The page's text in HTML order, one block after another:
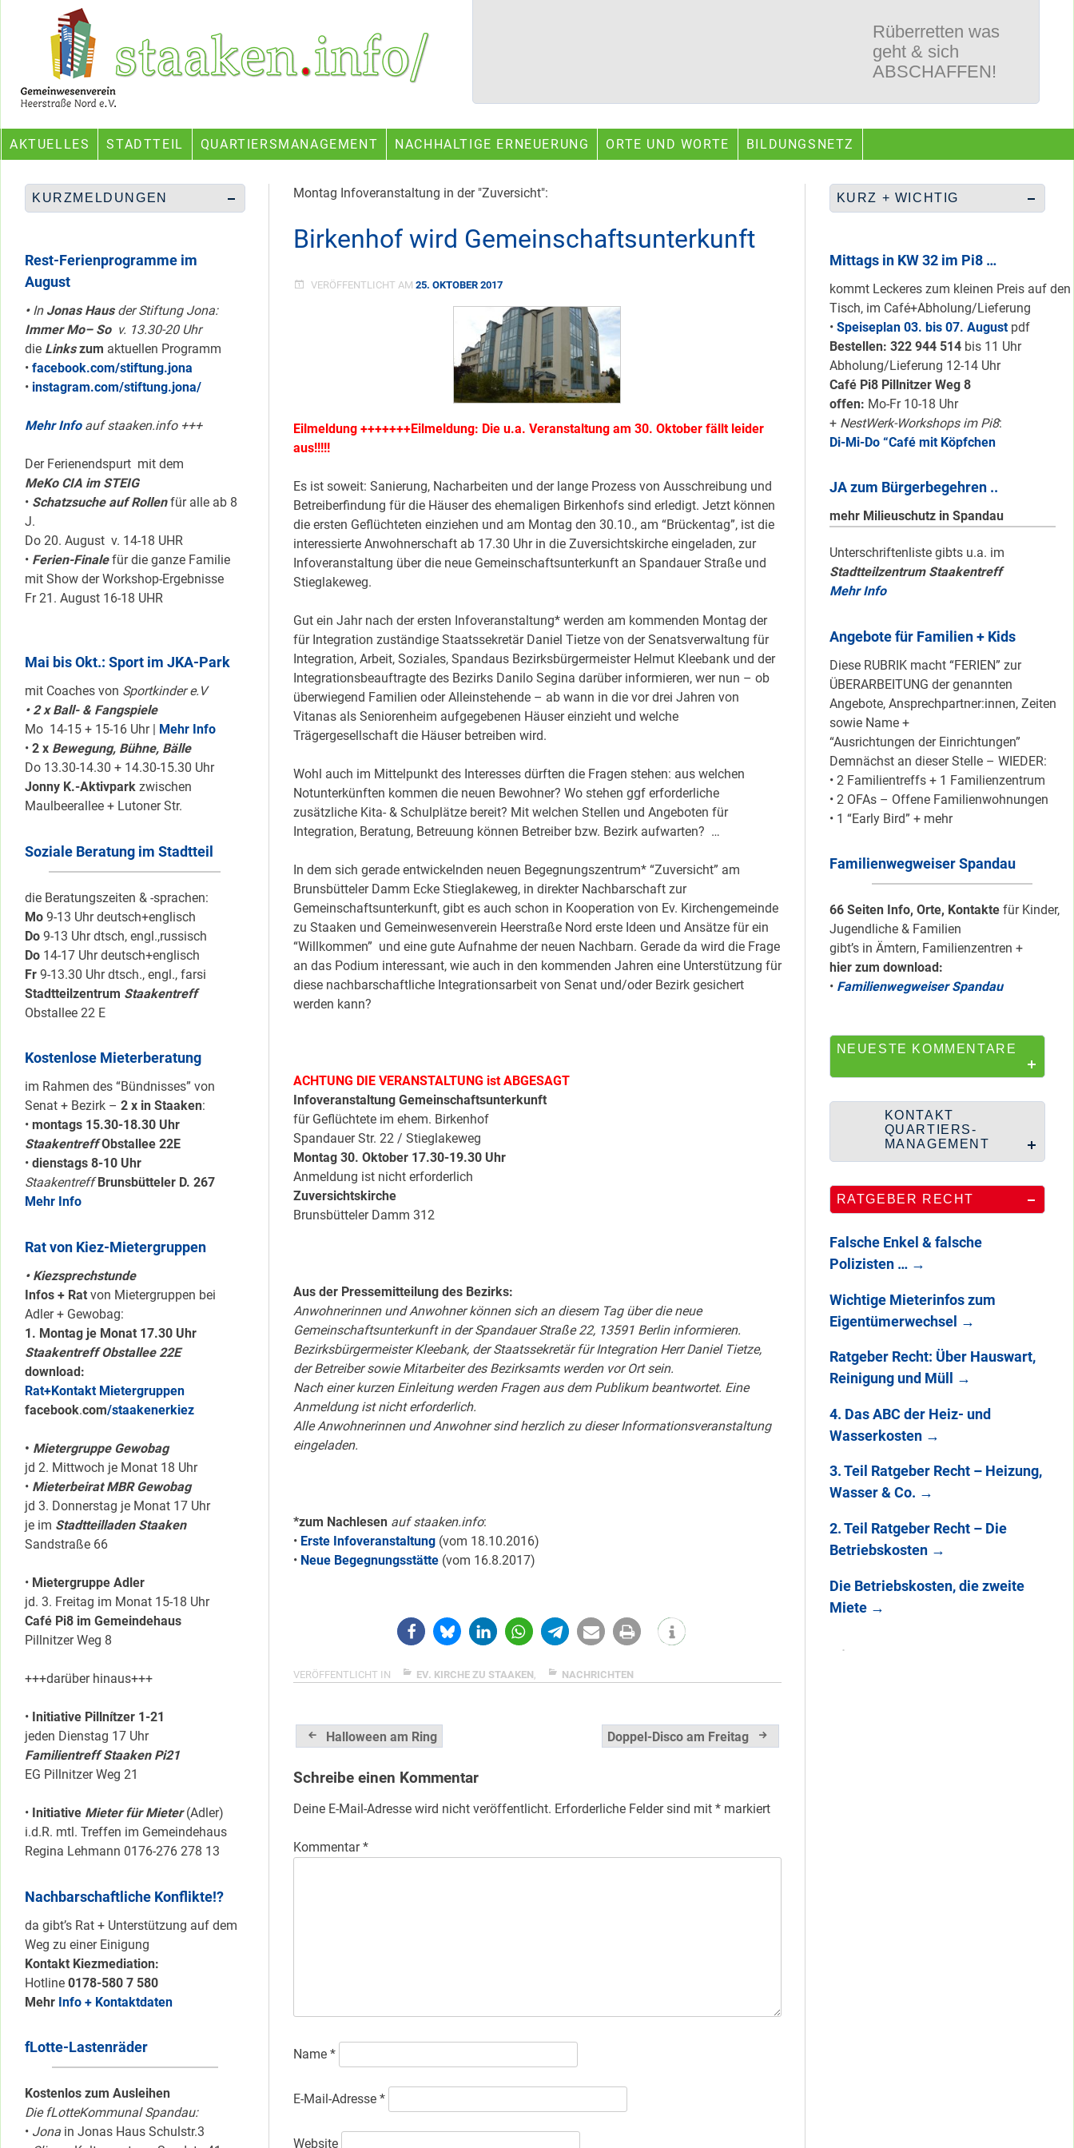
Ein Projekt des Gemeinwesenvereins Heerstraße Nord
AKTUELLES STADTTEIL QUARTIERSMANAGEMENT NACHHALTIGE ERNEUERUNG ORTE UND WORTE BILDUNGSNETZ
Montag Infoveranstaltung in der "Zuversicht":
Birkenhof wird Gemeinschaftsunterkunft
VERÖFFENTLICHT AM 25. OKTOBER 2017
Eilmeldung +++++++Eilmeldung: Die u.a. Veranstaltung am 30. Oktober fällt leider
aus!!!!!
Es ist soweit: Sanierung, Nacharbeiten und der lange Prozess von Ausschreibung und
Betreiberfindung für die Häuser des ehemaligen Birkenhofs sind erledigt. Jetzt können
die ersten Geflüchteten einziehen und am Montag den 30.10., am “Brückentag”, ist die
interessierte Anwohnerschaft ab 17.30 Uhr in die Zuversichtskirche eingeladen, zur
Infoveranstaltung über die neue Gemeinschaftsunterkunft an Spandauer Straße und
Stieglakeweg.
Gut ein Jahr nach der ersten Infoveranstaltung* werden am kommenden Montag der
für Integration zuständige Staatssekretär Daniel Tietze von der Senatsverwaltung für
Integration, Arbeit, Soziales, Spandaus Bezirksbürgermeister Helmut Kleebank und der
Integrationsbeauftragte des Bezirks Danilo Segina darüber informieren, wer nun – ob
überwiegend Familien oder Alleinstehende – ab wann in die vor drei Jahren von
Vitanas als Seniorenheim aufgegebenen Häuser einzieht und welche
Trägergesellschaft die Häuser betreiben wird.
Wohl auch im Mittelpunkt des Interesses dürften die Fragen stehen: aus welchen
Notunterkünften kommen die neuen Bewohner? Wo stehen ggf erforderliche
zusätzliche Kita- & Schulplätze bereit? Mit welchen Stellen und Angeboten für
Integration, Beratung, Betreuung können Betreiber bzw. Bezirk aufwarten? …
In dem sich gerade entwickelnden neuen Begegnungszentrum* “Zuversicht” am
Brunsbütteler Damm Ecke Stieglakeweg, in direkter Nachbarschaft zur
Gemeinschaftsunterkunft, gibt es auch schon in Kooperation von Ev. Kirchengemeinde
zu Staaken und Gemeinwesenverein Heerstraße Nord erste Ideen und Ansätze für ein
“Willkommen” und eine gute Aufnahme der neuen Nachbarn. Gerade da wird die Frage
an das Podium interessant, wie auch in den kommenden Jahren eine Unterstützung für
diese nachbarschaftliche Integrationsarbeit von Senat und/oder Bezirk gesichert
werden kann?
ACHTUNG DIE VERANSTALTUNG ist ABGESAGT
Infoveranstaltung Gemeinschaftsunterkunft
für Geflüchtete im ehem. Birkenhof
Spandauer Str. 22 / Stieglakeweg
Montag 30. Oktober 17.30-19.30 Uhr
Anmeldung ist nicht erforderlich
Zuversichtskirche
Brunsbütteler Damm 312
Aus der Pressemitteilung des Bezirks:
Anwohnerinnen und Anwohner können sich an diesem Tag über die neue
Gemeinschaftsunterkunft in der Spandauer Straße 22, 13591 Berlin informieren.
Bezirksbürgermeister Kleebank, der Staatssekretär für Integration Herr Daniel Tietze,
der Betreiber sowie Mitarbeiter des Bezirksamts werden vor Ort sein.
Nach einer kurzen Einleitung werden Fragen aus dem Publikum beantwortet. Eine
Anmeldung ist nicht erforderlich.
Alle Anwohnerinnen und Anwohner sind herzlich zu dieser Informationsveranstaltung
eingeladen.
*zum Nachlesen auf staaken.info:
• Erste Infoveranstaltung(vom 18.10.2016)
• Neue Begegnungsstätte(vom 16.8.2017)
VERÖFFENTLICHT IN EV. KIRCHE ZU STAAKEN, NACHRICHTEN
Beitragsnavigation
Halloween am Ring Doppel-Disco am Freitag
Schreibe einen Kommentar
Deine E-Mail-Adresse wird nicht veröffentlicht. Erforderliche Felder sind mit *markiert
Kommentar*
Name *
E-Mail-Adresse *
Website
KURZMELDUNGEN
Rest-Ferienprogramme im
August
•InJonas Hausder Stiftung Jona:
Immer Mo– So v. 13.30-20 Uhr
die Linkszum aktuellen Programm
• facebook.com/stiftung.jona
• instagram.com/stiftung.jona/
Mehr Infoauf staaken.info +++
Der Ferienendspurt mit dem
MeKo CIA im STEIG
• Schatzsuche auf Rollenfür alle ab 8
J.
Do 20. August v. 14-18 UHR
• Ferien-Finalefür die ganze Familie
mit Show der Workshop-Ergebnisse
Fr 21. August 16-18 UHR
Mai bis Okt.: Sport im JKA-Park
mit Coaches von Sportkinder e.V
• 2 x Ball- & Fangspiele
Mo 14-15 + 15-16 Uhr |
Mehr Info
• 2 x Bewegung, Bühne, Bälle
Do 13.30-14.30 + 14.30-15.30 Uhr
Jonny K.-Aktivpark zwischen
Maulbeerallee + Lutoner Str.
Soziale Beratung im Stadtteil
die Beratungszeiten & -sprachen:
Mo 9-13 Uhr deutsch+englisch
Do 9-13 Uhr dtsch, engl.,russisch
Do 14-17 Uhr deutsch+englisch
Fr 9-13.30 Uhr dtsch., engl., farsi
Stadtteilzentrum Staakentreff
Obstallee 22 E
Kostenlose Mieterberatung
im Rahmen des “Bündnisses” von
Senat + Bezirk – 2 x in Staaken:
• montags 15.30-18.30 Uhr
Staakentreff Obstallee 22E
• dienstags 8-10 Uhr
Staakentreff Brunsbütteler D. 267
Mehr Info
Rat von Kiez-Mietergruppen
• Kiezsprechstunde
Infos + Rat von Mietergruppen bei
Adler + Gewobag:
1. Montag je Monat 17.30 Uhr
Staakentreff Obstallee 22E
download:
Rat+Kontakt Mietergruppen
facebook.com/staakenerkiez
• Mietergruppe Gewobag
jd 2. Mittwoch je Monat 18 Uhr
• Mieterbeirat MBR Gewobag
jd 3. Donnerstag je Monat 17 Uhr
je im Stadtteilladen Staaken
Sandstraße 66
• Mietergruppe Adler
jd. 3. Freitag im Monat 15-18 Uhr
Café Pi8 im Gemeindehaus
Pillnitzer Weg 8
+++darüber hinaus+++
• Initiative Pillnítzer 1-21
jeden Dienstag 17 Uhr
Familientreff Staaken Pi21
EG Pillnitzer Weg 21
• Initiative Mieter für Mieter(Adler)
i.d.R. mtl. Treffen im Gemeindehaus
Regina Lehmann 0176-276 278 13
Nachbarschaftliche Konflikte!?
da gibt’s Rat + Unterstützung auf dem
Weg zu einer Einigung
Kontakt Kiezmediation:
Hotline 0178-580 7 580
Mehr Info + Kontaktdaten
fLotte-Lastenräder
Kostenlos zum Ausleihen
Die fLotteKommunal Spandau:
• Jona in Jonas Haus Schulstr.3
KURZ + WICHTIG
Mittags in KW 32 im Pi8 …
kommt Leckeres zum kleinen Preis auf den
Tisch, im Café+Abholung/Lieferung
• Speiseplan 03. bis 07. August pdf
Bestellen: 322 944 514bis 11 Uhr
Abholung/Lieferung 12-14 Uhr
Café Pi8 Pillnitzer Weg 8
offen: Mo-Fr 10-18 Uhr
+ NestWerk-Workshops im Pi8:
Di-Mi-Do “Café mit Köpfchen
JA zum Bürgerbegehren ..
mehr Milieuschutz in Spandau
Unterschriftenliste gibts u.a. im
Stadtteilzentrum Staakentreff
Mehr Info
Angebote für Familien + Kids
Diese RUBRIK macht “FERIEN” zur
ÜBERARBEITUNG der genannten
Angebote, Ansprechpartner:innen, Zeiten
sowie Name +
“Ausrichtungen der Einrichtungen”
Demnächst an dieser Stelle – WIEDER:
• 2 Familientreffs + 1 Familienzentrum
• 2 OFAs – Offene Familienwohnungen
• 1 “Early Bird” + mehr
Familienwegweiser Spandau
66 Seiten Info, Orte, Kontakte für Kinder,
Jugendliche & Familien
gibt’s in Ämtern, Familienzentren +
hier zum download:
• Familienwegweiser Spandau
NEUESTE KOMMENTARE
KONTAKT
QUARTIERS-
MANAGEMENT
RATGEBER RECHT
Falsche Enkel & falsche
Polizisten … →
Wichtige Mieterinfos zum
Eigentümerwechsel →
Ratgeber Recht: Über Hauswart,
Reinigung und Müll
→
4. Das ABC der Heiz- und
Wasserkosten →
3. Teil Ratgeber Recht – Heizung,
Wasser & Co. →
2. Teil Ratgeber Recht – Die
Betriebskosten →
Die Betriebskosten, die zweite
Miete →
Rüberretten was
geht & sich
ABSCHAFFEN!
Karten für den
2023-25 …
für Heerstraße
Nord …
Staaken: Immer
schön sauber
halten!
Neuer Look für’s
Mit dem
“Redemobil” im
Kiez unterwegs …
Lokale Register-
Anlaufstelle in
Staaken
Silber für
Bildungsnetz
Heerstraße
HipHop-Video: Das
ist Mein Viertel!
Mit Mieter-Kohle
auf Senats-Kohle
Wie Staaken zu
zwei Hahnebergen
kam
100 Jahre
Heerstraße
DAS
STADTTEILFEST
2025